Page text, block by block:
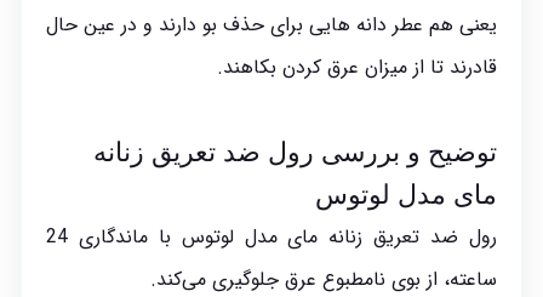
یعنی هم عطر دانه هایی برای حذف بو دارند و در عین حال
قادرند تا از میزان عرق کردن بکاهند.
توضیح و بررسی رول ضد تعریق زنانه
مای مدل لوتوس
رول ضد تعریق زنانه مای مدل لوتوس با ماندگاری 24
ساعته، از بوی نامطبوع عرق جلوگیری می‌کند.